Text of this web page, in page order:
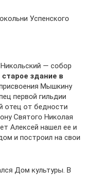
Успенского
— собор
здание в
Мышкину
первой гильдии
отец от бедности
Святого Николая
Алексей нашел ее и
и построил на свои
Дом культуры. В